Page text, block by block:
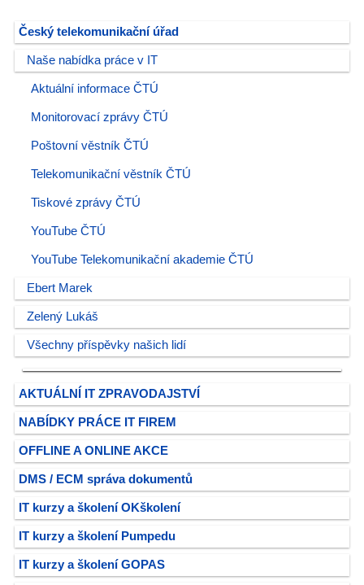
Český telekomunikační úřad
Naše nabídka práce v IT
Aktuální informace ČTÚ
Monitorovací zprávy ČTÚ
Poštovní věstník ČTÚ
Telekomunikační věstník ČTÚ
Tiskové zprávy ČTÚ
YouTube ČTÚ
YouTube Telekomunikační akademie ČTÚ
Ebert Marek
Zelený Lukáš
Všechny příspěvky našich lidí
AKTUÁLNÍ IT ZPRAVODAJSTVÍ
NABÍDKY PRÁCE IT FIREM
OFFLINE A ONLINE AKCE
DMS / ECM správa dokumentů
IT kurzy a školení OKškolení
IT kurzy a školení Pumpedu
IT kurzy a školení GOPAS